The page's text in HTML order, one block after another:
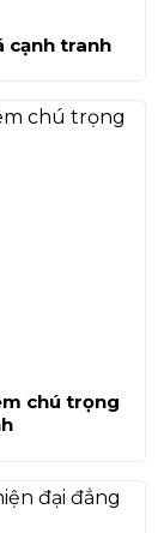
cạnh tranh
chú trọng